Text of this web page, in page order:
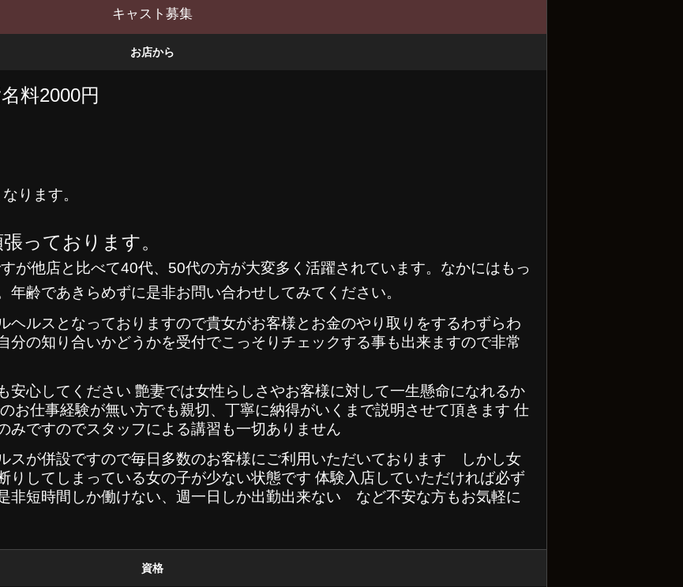
キャスト募集
お店から
料2000円
ります。
っております。
が他店と比べて40代、50代の方が大変多く活躍されています。なかにはもっ
年齢であきらめずに是非お問い合わせしてみてください。
ルスとなっておりますので貴女がお客様とお金のやり取りをするわずらわ
の知り合いかどうかを受付でこっそりチェックする事も出来ますので非常
心してください 艶妻では女性らしさやお客様に対して一生懸命になれるか
お仕事経験が無い方でも親切、丁寧に納得がいくまで説明させて頂きます 仕
みですのでスタッフによる講習も一切ありません
スが併設ですので毎日多数のお客様にご利用いただいております しかし女
りしてしまっている女の子が少ない状態です 体験入店していただければ必ず
非短時間しか働けない、週一日しか出勤出来ない など不安な方もお気軽に
資格